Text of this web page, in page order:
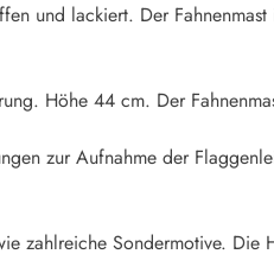
und lackiert. Der
Höhe 44 cm. Der
zur Aufnahme der
zahlreiche Sondermotive.